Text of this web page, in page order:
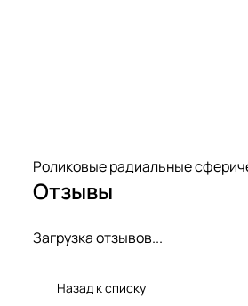
Роликовые радиальные
Отзывы
Загрузка отзывов...
Назад к списку